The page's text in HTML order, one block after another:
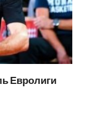
Евролиги